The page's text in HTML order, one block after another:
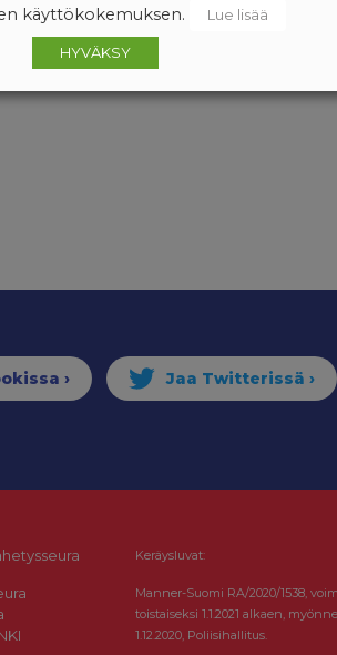
Keräysluvat:
Manner-Suomi RA/2020/1538,
toistaiseksi 1.1.2021 alkaen,
1.12.2020, Poliisihallitus.
käyttökokemuksen.
Lue lisää
HYVÄKSY